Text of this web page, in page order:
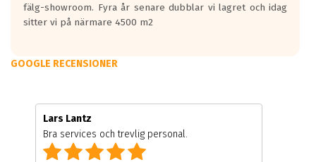
fälg-showroom. Fyra år senare dubblar vi lagret och idag
sitter vi på närmare 4500 m2
GOOGLE RECENSIONER
Lars Lantz
Bra services och trevlig personal.